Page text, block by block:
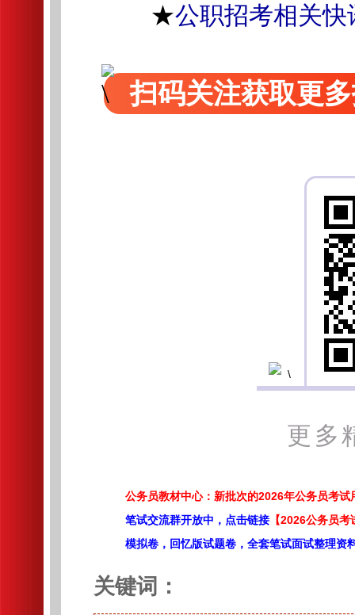
★公职招考相关快
扫码关注获取更
更多
公务员教材中心：新批次的2026年公务员考试
笔试交流群开放中，点击链接 【2026公务员
模拟卷，回忆版试题卷，全套笔试面试整理资
关键词：